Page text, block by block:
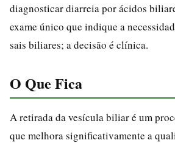
diagnosticar diarreia por ácidos
exame único que indique a
sais biliares; a decisão é clínica.
O Que Fica
A retirada da vesícula biliar é um
que melhora significativamente a